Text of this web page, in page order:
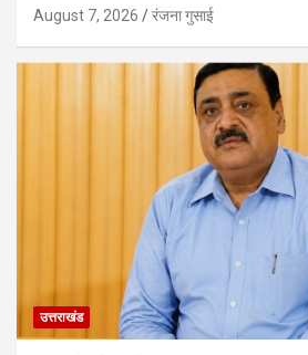
August 7, 2026 रंजना गुसाई
उत्तराखंड